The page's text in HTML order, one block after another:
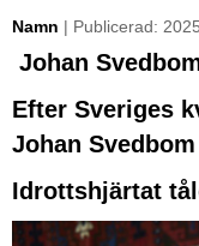
Namn | Publicerad:
Johan
Efter Sveriges
Johan
Idrottshjärtat